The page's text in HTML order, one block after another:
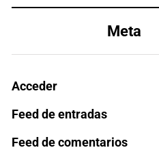
Meta
Acceder
Feed de entradas
Feed de comentarios